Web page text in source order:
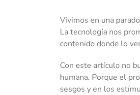
Vivimos en una
La tecnología nos
contenido donde lo
Con este artículo no
humana. Porque el
sesgos y en los